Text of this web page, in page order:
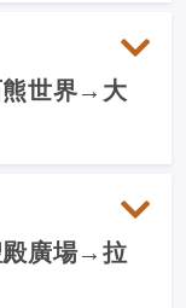
世界→大
廣場→拉